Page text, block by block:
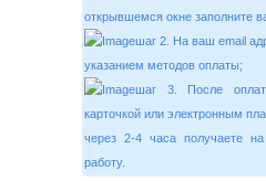
открывшемся окне заполните
шаг 2. На ваш email
указанием методов оплаты;
шаг 3. После
карточкой или электронным
через 2-4 часа получаете
работу.